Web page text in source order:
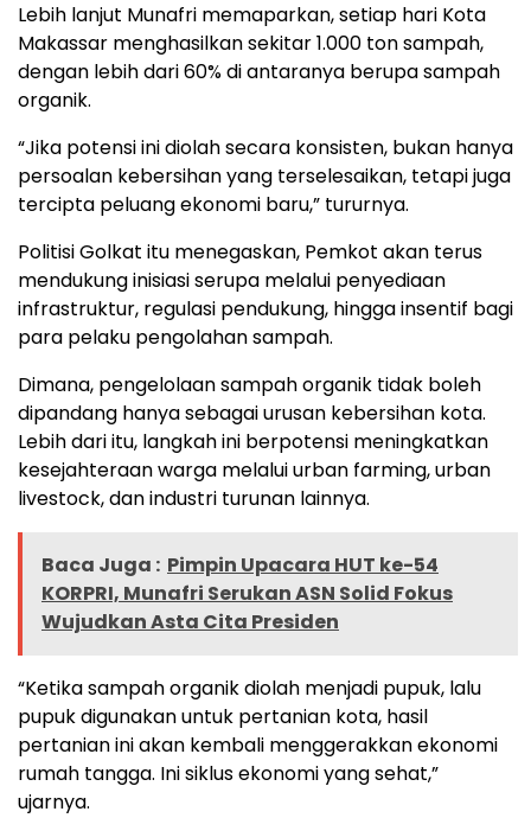
Lebih lanjut Munafri memaparkan, setiap hari Kota
Makassar menghasilkan sekitar 1.000 ton sampah,
dengan lebih dari 60% di antaranya berupa sampah
organik.
“Jika potensi ini diolah secara konsisten, bukan hanya
persoalan kebersihan yang terselesaikan, tetapi juga
tercipta peluang ekonomi baru,” tururnya.
Politisi Golkat itu menegaskan, Pemkot akan terus
mendukung inisiasi serupa melalui penyediaan
infrastruktur, regulasi pendukung, hingga insentif bagi
para pelaku pengolahan sampah.
Dimana, pengelolaan sampah organik tidak boleh
dipandang hanya sebagai urusan kebersihan kota.
Lebih dari itu, langkah ini berpotensi meningkatkan
kesejahteraan warga melalui urban farming, urban
livestock, dan industri turunan lainnya.
Baca Juga : Pimpin Upacara HUT ke-54
KORPRI, Munafri Serukan ASN Solid Fokus
Wujudkan Asta Cita Presiden
“Ketika sampah organik diolah menjadi pupuk, lalu
pupuk digunakan untuk pertanian kota, hasil
pertanian ini akan kembali menggerakkan ekonomi
rumah tangga. Ini siklus ekonomi yang sehat,”
ujarnya.